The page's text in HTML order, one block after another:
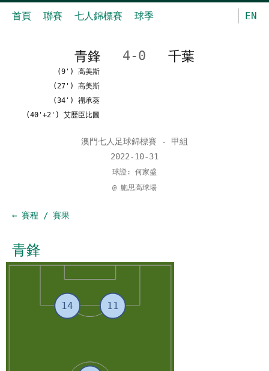
首頁 聯賽 七人錦標賽 球季 EN
青鋒 4-0 千葉
(9') 高美斯
(27') 高美斯
(34') 禤承葵
(40'+2') 艾歷臣比圖
澳門七人足球錦標賽 - 甲組
2022-10-31
球證: 何家盛
@ 鮑思高球場
← 賽程 / 賽果
青鋒